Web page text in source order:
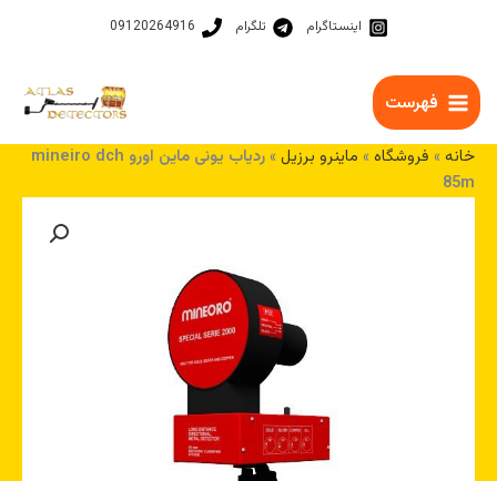
اینستاگرام تلگرام 09120264916
فهرست
خانه » فروشگاه» ماینرو برزیل»
ردیاب یونی ماین اورو mineiro dch
85m